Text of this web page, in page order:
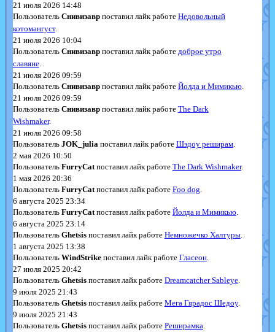
21 июля 2026 14:48
Пользователь Снивизаврпоставил лайк работе Недовольный
котомангуст.
21 июля 2026 10:04
Пользователь Снивизаврпоставил лайк работе доброе утро
славяне.
21 июля 2026 09:59
Пользователь Снивизаврпоставил лайк работе Йолда и Мимикью.
21 июля 2026 09:59
Пользователь Снивизаврпоставил лайк работе The Dark
Wishmaker.
21 июля 2026 09:58
Пользователь JOK_juliaпоставил лайк работе Шэдоу реширам.
2 мая 2026 10:50
Пользователь FurryCatпоставил лайк работе The Dark Wishmaker.
1 мая 2026 20:36
Пользователь FurryCatпоставил лайк работе Foo dog.
6 августа 2025 23:34
Пользователь FurryCatпоставил лайк работе Йолда и Мимикью.
6 августа 2025 23:14
Пользователь Ghetsisпоставил лайк работе Немножечко Халтуры.
1 августа 2025 13:38
Пользователь WindStrikeпоставил лайк работе Гласеон.
27 июля 2025 20:42
Пользователь Ghetsisпоставил лайк работе Dreamcatcher Sableye.
9 июля 2025 21:43
Пользователь Ghetsisпоставил лайк работе Мега Гярадос Шедоу.
9 июля 2025 21:43
Пользователь Ghetsisпоставил лайк работе Реширамка.